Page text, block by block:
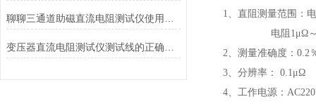
1、直阻测量范围：
电阻1μΩ～
2、测量准确度：0.2
3、分辨率： 0.1μΩ
4、工作电源：